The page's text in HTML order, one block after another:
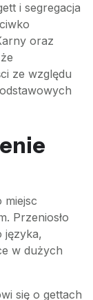
i segregacja
oraz
ze względu
miejsc
Przeniosło
języka,
w dużych
się o gettach